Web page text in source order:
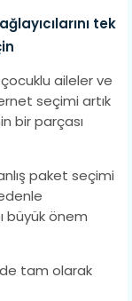
tek
aileler ve
seçimi artık
bir parçası
paket seçimi
büyük önem
de tam olarak